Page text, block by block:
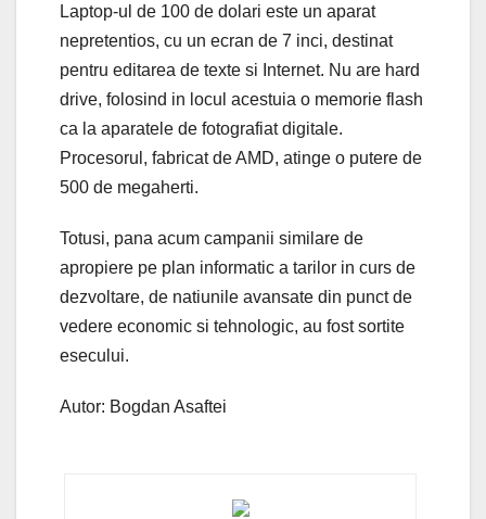
Laptop-ul de 100 de dolari este un aparat
nepretentios, cu un ecran de 7 inci, destinat
pentru editarea de texte si Internet. Nu are hard
drive, folosind in locul acestuia o memorie flash
ca la aparatele de fotografiat digitale.
Procesorul, fabricat de AMD, atinge o putere de
500 de megaherti.
Totusi, pana acum campanii similare de
apropiere pe plan informatic a tarilor in curs de
dezvoltare, de natiunile avansate din punct de
vedere economic si tehnologic, au fost sortite
esecului.
Autor: Bogdan Asaftei